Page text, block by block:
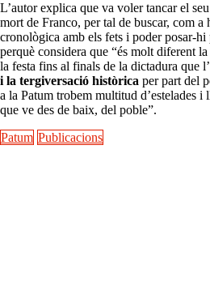
L’autor explica que va voler tancar el
mort de Franco, per tal de buscar, com a
cronològica amb els fets i poder posar-hi
perquè considera que “és molt diferent
la festa fins al finals de la dictadura que
i la tergiversació històrica per part del
a la Patum trobem multitud d’estelades i
que ve des de baix, del poble”.
Patum Publicacions